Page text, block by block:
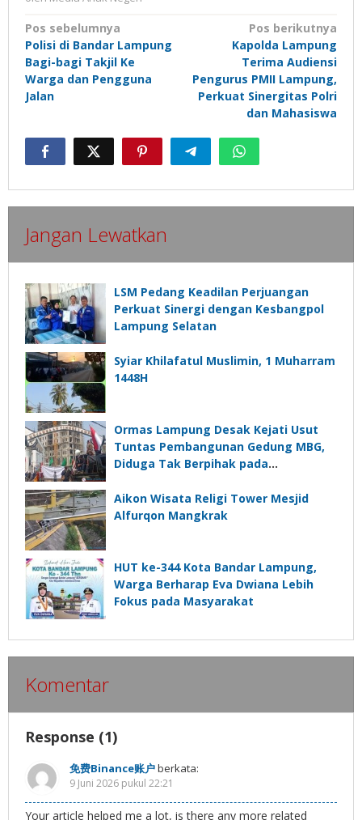
Navigasi
pos
Pos sebelumnya
Polisi di Bandar Lampung
Bagi-bagi Takjil Ke
Warga dan Pengguna
Jalan
Pos berikutnya
Kapolda Lampung
Terima Audiensi
Pengurus PMII Lampung,
Perkuat Sinergitas Polri
dan Mahasiswa
Jangan Lewatkan
LSM Pedang Keadilan Perjuangan
Perkuat Sinergi dengan Kesbangpol
Lampung Selatan
Syiar Khilafatul Muslimin, 1 Muharram
1448H
Ormas Lampung Desak Kejati Usut
Tuntas Pembangunan Gedung MBG,
Diduga Tak Berpihak pada
Aikon Wisata Religi Tower Mesjid
Alfurqon Mangkrak
HUT ke-344 Kota Bandar Lampung,
Warga Berharap Eva Dwiana Lebih
Fokus pada Masyarakat
Komentar
Response (1)
免费Binance账户berkata:
9 Juni 2026 pukul 22:21
Your article helped me a lot, is there any more related